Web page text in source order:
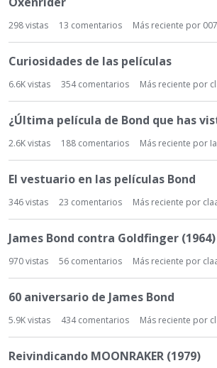
298vistas 13 comentarios Más reciente por
Curiosidades de las películas
6.6Kvistas 354comentarios Más reciente por
¿Última película de Bond que has
2.6Kvistas 188 comentarios Más reciente por
El vestuario en las películas Bond
346vistas 23 comentarios Más reciente por
James Bond contra Goldfinger (1964)
970vistas 56 comentarios Más reciente por
60 aniversario de James Bond
5.9Kvistas 434comentarios Más reciente por
Reivindicando MOONRAKER (1979)